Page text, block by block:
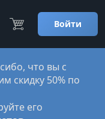
Войти
что вы с
скидку 50% по
его